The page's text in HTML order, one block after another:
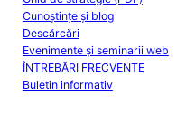
Cunoștințe și blog
Descărcări
Evenimente și seminarii web
ÎNTREBĂRI FRECVENTE
Buletin informativ